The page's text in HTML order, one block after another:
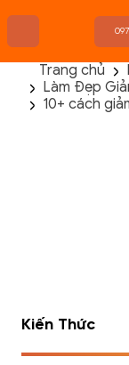
TRANG CHỦ
FLASH SALE
Trang chủ
Làm Đẹp
10+ cách
Kiến Thức